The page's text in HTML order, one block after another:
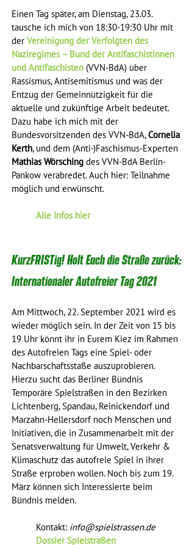
Einen Tag später, am Dienstag, 23.03.
tausche ich mich von 18:30-19:30 Uhr mit
der Vereinigung der Verfolgten des
Naziregimes – Bund der Antifaschistinnen
und Antifaschisten (VVN-BdA) über
Rassismus, Antisemitismus und was der
Entzug der Gemeinnützigkeit für die
aktuelle und zukünftige Arbeit bedeutet.
Dazu habe ich mich mit der
Bundesvorsitzenden des VVN-BdA, Cornelia
Kerth, und dem (Anti-)Faschismus-Experten
Mathias Wörsching des VVN-BdA Berlin-
Pankow verabredet. Auch hier: Teilnahme
möglich und erwünscht.
Alle Infos hier
KurzFRISTig! Holt Euch die Straße zurück:
Internationaler Autofreier Tag 2021
Am Mittwoch, 22. September 2021 wird es
wieder möglich sein. In der Zeit von 15 bis
19 Uhr könnt ihr in Eurem Kiez im Rahmen
des Autofreien Tags eine Spiel- oder
Nachbarschaftsstaße auszuprobieren.
Hierzu sucht das Berliner Bündnis
Temporäre Spielstraßen in den Bezirken
Lichtenberg, Spandau, Reinickendorf und
Marzahn-Hellersdorf noch Menschen und
Initiativen, die in Zusammenarbeit mit der
Senatsverwaltung für Umwelt, Verkehr &
Klimaschutz das autofreie Spiel in ihrer
Straße erproben wollen. Noch bis zum 19.
März können sich Interessierte beim
Bündnis melden.
	Kontakt:
info@spielstrassen.de
Dossier Spielstraßen